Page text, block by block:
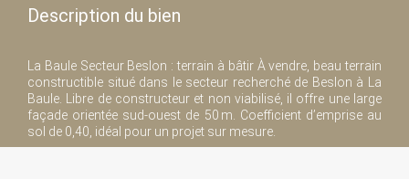
Description du bien
La Baule Secteur Beslon : terrain à bâtir À vendre, beau terrain
constructible situé dans le secteur recherché de Beslon à La
Baule. Libre de constructeur et non viabilisé, il offre une large
façade orientée sud-ouest de 50 m. Coefficient d’emprise au
sol de 0,40, idéal pour un projet sur mesure.